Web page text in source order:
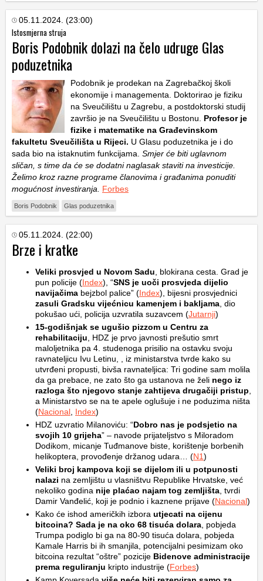
05.11.2024. (23:00)
Istosmjerna struja
Boris Podobnik dolazi na čelo udruge Glas
poduzetnika
Podobnik je prodekan na Zagrebačkoj školi
ekonomije i managementa. Doktorirao je fiziku
na Sveučilištu u Zagrebu, a postdoktorski studij
završio je na Sveučilištu u Bostonu. Profesor je
fizike i matematike na Građevinskom
fakultetu Sveučilišta u Rijeci. U Glasu poduzetnika je i do
sada bio na istaknutim funkcijama. Smjer će biti uglavnom
sličan, s time da će se dodatni naglasak staviti na investicije.
Želimo kroz razne programe članovima i građanima ponuditi
mogućnost investiranja. Forbes
Boris Podobnik Glas poduzetnika
05.11.2024. (22:00)
Brze i kratke
Veliki prosvjed u Novom Sadu , blokirana cesta. Grad je
pun policije (Index), “SNS je uoči prosvjeda dijelio
navijačima bejzbol palice” (Index), bijesni prosvjednici
zasuli Gradsku vijećnicu kamenjem i bakljama , dio
pokušao ući, policija uzvratila suzavcem (Jutarnji)
15-godišnjak se ugušio pizzom u Centru za
rehabilitaciju , HDZ je prvo javnosti prešutio smrt
maloljetnika pa 4. studenoga prisilio na ostavku svoju
ravnateljicu Ivu Letinu, , iz ministarstva tvrde kako su
utvrđeni propusti, bivša ravnateljica: Tri godine sam molila
da ga prebace, ne zato što ga ustanova ne želi nego iz
razloga što njegovo stanje zahtijeva drugačiji pristup
a Ministarstvo se na te apele oglušuje i ne poduzima ništa
(Nacional Index)
HDZ uzvratio Milanoviću: “Dobro nas je podsjetio na
svojih 10 grijeha” – navode prijateljstvo s Miloradom
Dodikom, micanje Tuđmanove biste, korištenje borbenih
helikoptera, provođenje držanog udara… (N1)
Veliki broj kampova koji se dijelom ili u potpunosti
nalazi na zemljištu u vlasništvu Republike Hrvatske, već
nekoliko godina nije plaćao najam tog zemljišta , tvrdi
Damir Vanđelić, koji je podnio i kaznene prijave (Nacional)
Kako će ishod američkih izbora utjecati na cijenu
bitcoina? Sada je na oko 68 tisuća dolara , pobjeda
Trumpa podiglo bi ga na 80-90 tisuća dolara, pobjeda
Kamale Harris bi ih smanjila, potencijalni pesimizam oko
bitcoina rezultat “oštre” pozicije Bidenove administracije
prema reguliranju kripto industrije (Forbes)